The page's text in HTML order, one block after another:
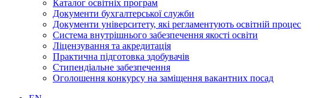
Каталог освітніх програм
Документи бухгалтерської служби
Документи університету, які регламентують освітній процес
Система внутрішнього забезпечення якості освіти
Ліцензування та акредитація
Практична підготовка здобувачів
Стипендіальне забезпечення
Оголошення конкурсу на заміщення вакантних посад